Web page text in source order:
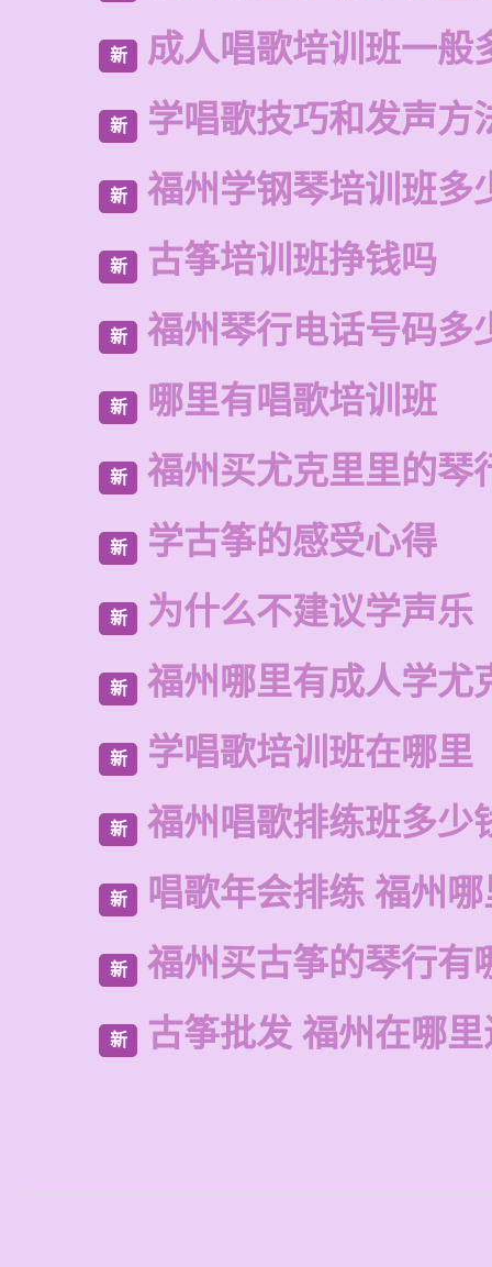
新 成人唱歌培训班一般
新 学唱歌技巧和发声方
新 福州学钢琴培训班多
新 古筝培训班挣钱吗
新 福州琴行电话号码多
新 哪里有唱歌培训班
新 福州买尤克里里的琴
新 学古筝的感受心得
新 为什么不建议学声乐
新 福州哪里有成人学尤
新 学唱歌培训班在哪里
新 福州唱歌排练班多少
新 唱歌年会排练 福州
新 福州买古筝的琴行有
新 古筝批发 福州在哪